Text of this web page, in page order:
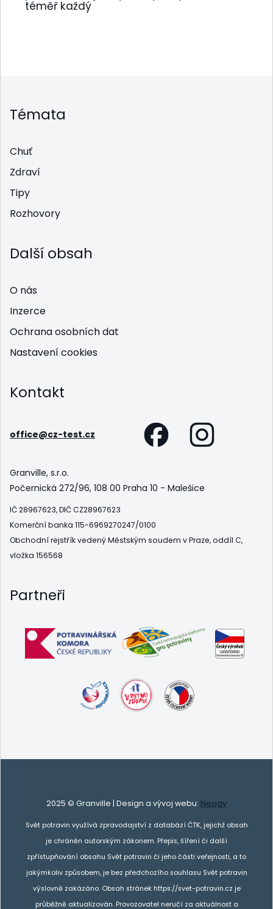
téměř každý
Témata
Chuť
Zdraví
Tipy
Rozhovory
Další obsah
O nás
Inzerce
Ochrana osobních dat
Nastavení cookies
Kontakt
office@cz-test.cz
Granville, s.r.o.
Počernická 272/96, 108 00 Praha 10 - Malešice
IČ 28967623, DIČ CZ28967623
Komerční banka 115-6969270247/0100
Obchodní rejstřík vedený Městským soudem v Praze, oddíl C,
vložka 156568
Partneři
2025 © Granville | Design a vývoj webu: Neogy
Svět potravin využívá zpravodajství z databází ČTK, jejichž obsah
je chráněn autorským zákonem. Přepis, šíření či další
zpřístupňování obsahu Svět potravin či jeho části veřejnosti, a to
jakýmkoliv způsobem, je bez předchozího souhlasu Svět potravin
výslovně zakázáno. Obsah stránek https://svet-potravin.cz je
průběžně aktualizován. Provozovatel neručí za aktuálnost a